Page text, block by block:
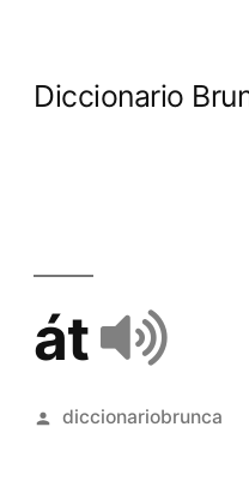
Diccionario
át
diccionariobrunca